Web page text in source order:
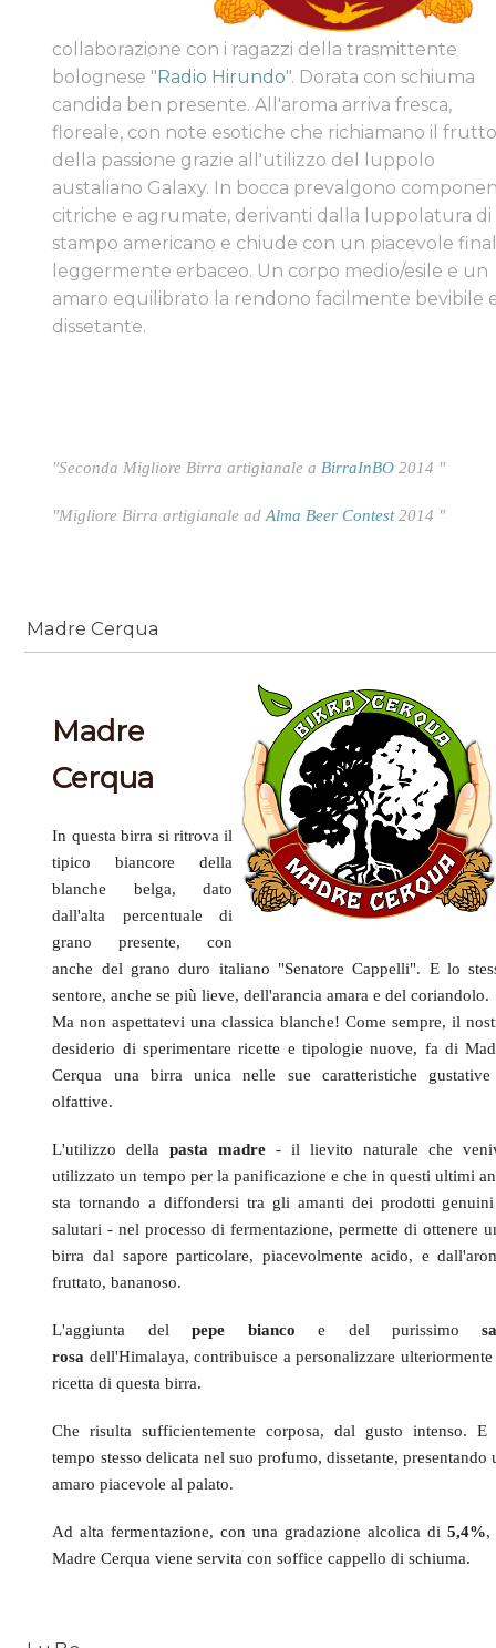
collaborazione con i ragazzi della trasmittente
bolognese " Radio Hirundo". Dorata con schiuma
candida ben presente. All'aroma arriva fresca,
floreale, con note esotiche che richiamano il
della passione grazie all'utilizzo del luppolo
austaliano Galaxy. In bocca prevalgono
citriche e agrumate, derivanti dalla luppolatura di
stampo americano e chiude con un piacevole
leggermente erbaceo. Un corpo medio/esile e un
amaro equilibrato la rendono facilmente bevibile
dissetante.
"Seconda Migliore Birra artigianale a BirraInBO 2014 "
"Migliore Birra artigianale adAlma Beer Contest2014 "
Madre Cerqua
Madre
Cerqua
In questa birra si ritrova il
tipico biancore della
blanche belga, dato
dall'alta percentuale di
grano presente, con
anche del grano duro italiano "Senatore Cappelli". E lo
sentore, anche se più lieve, dell'arancia amara e del coriandolo.
Ma non aspettatevi una classica blanche! Come sempre, il
desiderio di sperimentare ricette e tipologie nuove, fa di
Cerqua una birra unica nelle sue caratteristiche
olfattive.
L'utilizzo dellapasta madre- il lievito naturale che
utilizzato un tempo per la panificazione e che in questi ultimi
sta tornando a diffondersi tra gli amanti dei prodotti
salutari - nel processo di fermentazione, permette di ottenere
birra dal sapore particolare, piacevolmente acido, e
fruttato, bananoso.
L'aggiunta delpepe bianco e del purissimo
rosa dell'Himalaya, contribuisce a personalizzare ulteriormente
ricetta di questa birra.
Che risulta sufficientemente corposa, dal gusto intenso. E
tempo stesso delicata nel suo profumo, dissetante, presentando
amaro piacevole al palato.
Ad alta fermentazione, con una gradazione alcolica di5,4%,
Madre Cerqua viene servita con soffice cappello di schiuma.